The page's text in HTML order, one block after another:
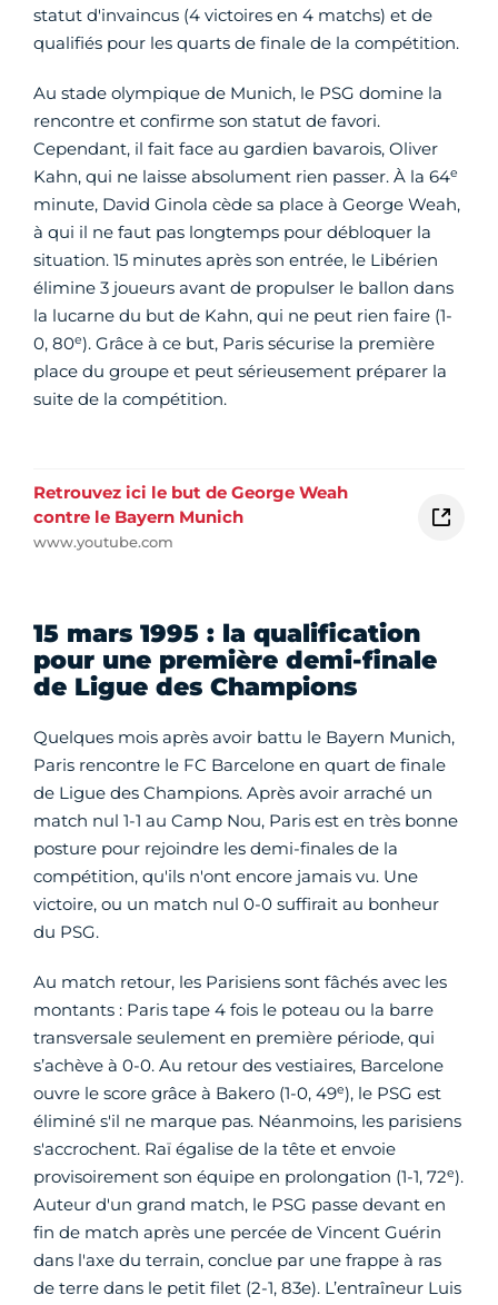
statut d'invaincus (4 victoires en 4 matchs) et de
qualifiés pour les quarts de finale de la compétition.
Au stade olympique de Munich, le PSG domine la
rencontre et confirme son statut de favori.
Cependant, il fait face au gardien bavarois, Oliver
Kahn, qui ne laisse absolument rien passer. À la 64e
minute, David Ginola cède sa place à George Weah,
à qui il ne faut pas longtemps pour débloquer la
situation. 15 minutes après son entrée, le Libérien
élimine 3 joueurs avant de propulser le ballon dans
la lucarne du but de Kahn, qui ne peut rien faire (1-
0, 80e). Grâce à ce but, Paris sécurise la première
place du groupe et peut sérieusement préparer la
suite de la compétition.
Retrouvez ici le but de George Weah
contre le Bayern Munich
www.youtube.com
15 mars 1995 : la qualification
pour une première demi-finale
de Ligue des Champions
Quelques mois après avoir battu le Bayern Munich,
Paris rencontre le FC Barcelone en quart de finale
de Ligue des Champions. Après avoir arraché un
match nul 1-1 au Camp Nou, Paris est en très bonne
posture pour rejoindre les demi-finales de la
compétition, qu'ils n'ont encore jamais vu. Une
victoire, ou un match nul 0-0 suffirait au bonheur
du PSG.
Au match retour, les Parisiens sont fâchés avec les
montants : Paris tape 4 fois le poteau ou la barre
transversale seulement en première période, qui
s’achève à 0-0. Au retour des vestiaires, Barcelone
ouvre le score grâce à Bakero (1-0, 49e), le PSG est
éliminé s'il ne marque pas. Néanmoins, les parisiens
s'accrochent. Raï égalise de la tête et envoie
provisoirement son équipe en prolongation (1-1, 72e).
Auteur d'un grand match, le PSG passe devant en
fin de match après une percée de Vincent Guérin
dans l'axe du terrain, conclue par une frappe à ras
de terre dans le petit filet (2-1, 83e). L’entraîneur Luis